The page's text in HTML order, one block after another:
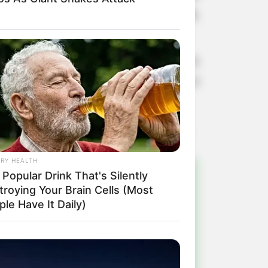
inclusive aos finais de semana,
das comunidades rurais. A
de manter a trafegabilidade e a
HEALTH
Drink That's Silently
Your Brain Cells (Most
Have It Daily)